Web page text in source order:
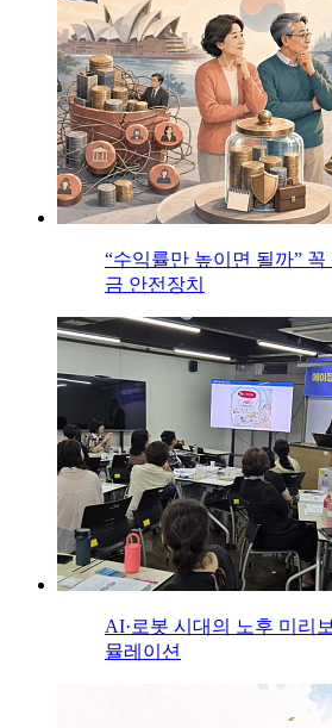
“수익률만 높이면 될까”
금 안전장치
AI·로봇 시대의 노후 미리
뮬레이션